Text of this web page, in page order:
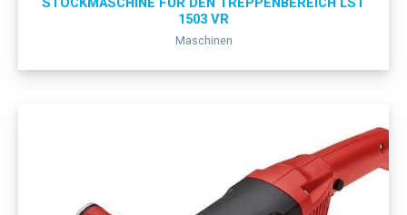
1503 VR
Maschinen